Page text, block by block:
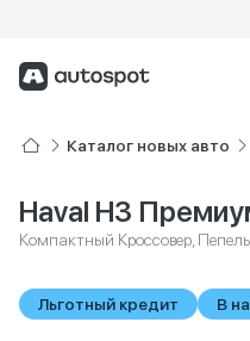
Каталог новых авто
Haval H3
Компактный Кроссовер,
Льготный кредит В